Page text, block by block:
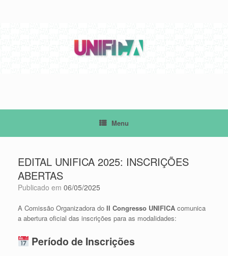
Menu
EDITAL UNIFICA 2025: INSCRIÇÕES
ABERTAS
Publicado em 06/05/2025
A Comissão Organizadora do II Congresso UNIFICA comunica
a abertura oficial das inscrições para as modalidades:
Período de Inscrições